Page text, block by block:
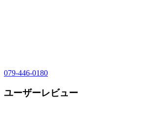
079-446-0180
ユーザーレビュー